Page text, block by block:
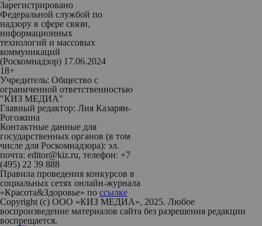
Зарегистрировано
Федеральной службой по
надзору в сфере связи,
информационных
технологий и массовых
коммуникаций
(Роскомнадзор) 17.06.2024
18+
Учредитель: Общество с
ограниченной ответственностью
"КИЗ МЕДИА"
Главный редактор: Лия Казарян-
Рогожина
Контактные данные для
государственных органов (в том
числе для Роскомнадзора): эл.
почта: editor@kiz.ru, телефон: +7
(495) 22 39 888
Правила проведения конкурсов в
социальных сетях онлайн-журнала
«Красота&Здоровье» по ссылке
Copyright (с) ООО «КИЗ МЕДИА», 2025. Любое
воспроизведение материалов сайта без разрешения редакции
воспрещается.